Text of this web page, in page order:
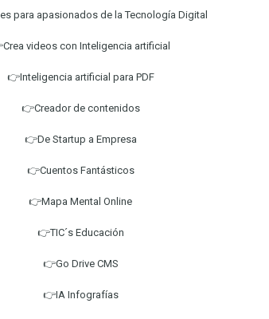
para apasionados de la Tecnología Digital
videos con Inteligencia artificial
👉Inteligencia artificial para PDF
👉Creador de contenidos
👉De Startup a Empresa
👉Cuentos Fantásticos
👉Mapa Mental Online
👉TIC´s Educación
👉Go Drive CMS
👉IA Infografías